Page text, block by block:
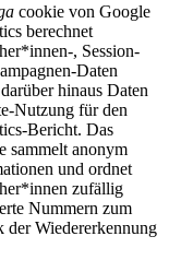
cookie von Google
berechnet
, Session-
Daten
hinaus Daten
Nutzung für den
Bericht. Das
sammelt anonym
und ordnet
zufällig
Nummern zum
der Wiedererkennung